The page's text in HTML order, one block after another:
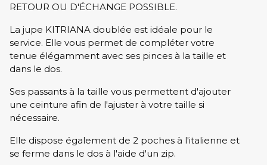
RETOUR OU D'ÉCHANGE POSSIBLE.
La jupe KITRIANA doublée est idéale pour le
service. Elle vous permet de compléter votre
tenue élégamment avec ses pinces à la taille et
dans le dos.
Ses passants à la taille vous permettent d'ajouter
une ceinture afin de l'ajuster à votre taille si
nécessaire.
Elle dispose également de 2 poches à l'italienne et
se ferme dans le dos à l'aide d'un zip.